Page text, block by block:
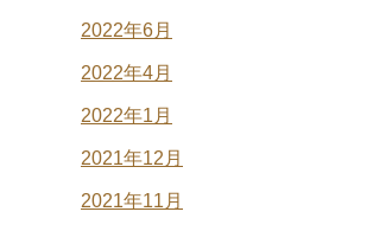
2022年6月
2022年4月
2022年1月
2021年12月
2021年11月